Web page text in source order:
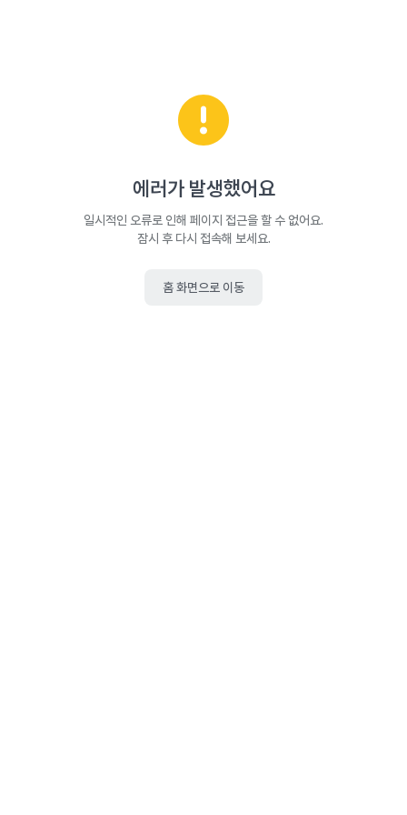
에러가 발생했어요
일시적인 오류로 인해 페이지 접근을 할 수 없어요.
잠시 후 다시 접속해 보세요.
홈 화면으로 이동